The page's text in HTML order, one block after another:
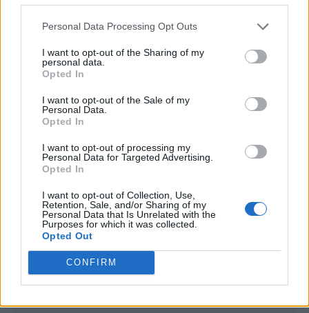
Personal Data Processing Opt Outs
I want to opt-out of the Sharing of my
personal data.
Opted In
I want to opt-out of the Sale of my
Personal Data.
Opted In
I want to opt-out of processing my
Personal Data for Targeted Advertising.
Opted In
I want to opt-out of Collection, Use,
Retention, Sale, and/or Sharing of my
Personal Data that Is Unrelated with the
Purposes for which it was collected.
Opted Out
CONFIRM